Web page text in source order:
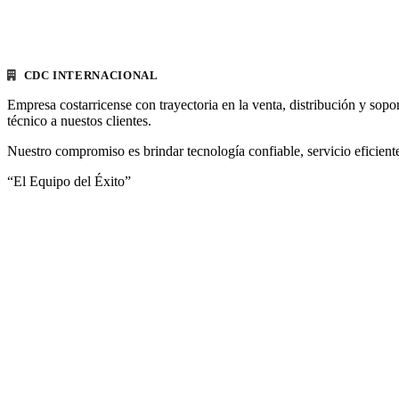
CDC INTERNACIONAL
Empresa costarricense con trayectoria en la venta, distribución y
técnico a nuestos clientes.
Nuestro compromiso es brindar tecnología confiable, servicio
“El Equipo del Éxito”